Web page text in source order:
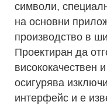
символи,
на основни
производство в
Проектиран да
висококачествен
осигурява
интерфейс и е